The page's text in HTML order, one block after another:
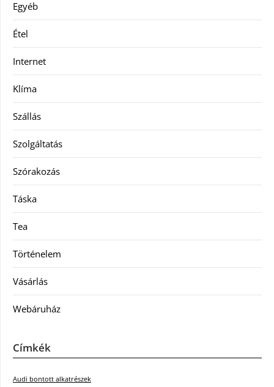
Egyéb
Étel
Internet
Klíma
Szállás
Szolgáltatás
Szórakozás
Táska
Tea
Történelem
Vásárlás
Webáruház
Címkék
Audi bontott alkatrészek